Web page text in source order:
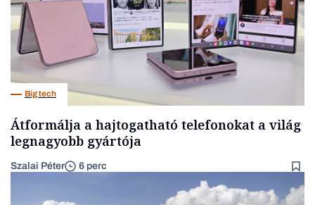
Big tech
Átformálja a hajtogatható telefonokat a világ
legnagyobb gyártója
Szalai Péter 6 perc